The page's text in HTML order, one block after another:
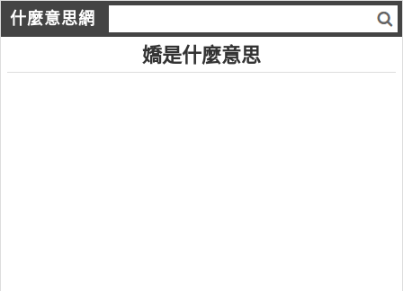
什麼意思網
嬌是什麼意思